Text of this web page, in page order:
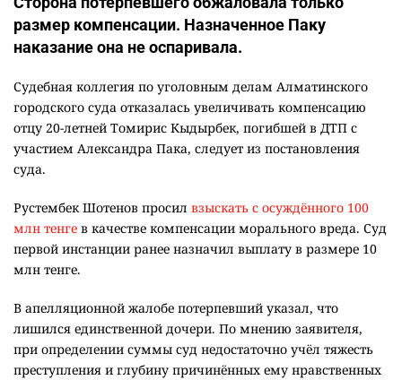
размер компенсации. Назначенное Паку
наказание она не оспаривала.
Судебная коллегия по уголовным делам Алматинского
городского суда отказалась увеличивать компенсацию
отцу 20-летней Томирис Кыдырбек, погибшей в ДТП с
участием Александра Пака, следует из постановления
суда.
Рустембек Шотенов просил взыскать с осуждённого 100
млн тенге в качестве компенсации морального вреда. Суд
первой инстанции ранее назначил выплату в размере 10
млн тенге.
В апелляционной жалобе потерпевший указал, что
лишился единственной дочери. По мнению заявителя,
при определении суммы суд недостаточно учёл тяжесть
преступления и глубину причинённых ему нравственных